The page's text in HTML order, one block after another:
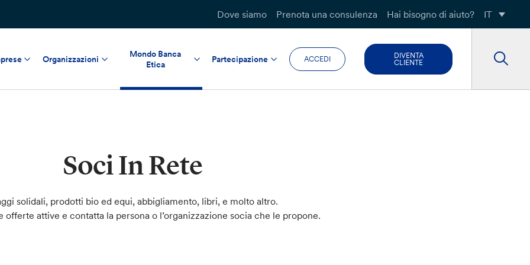
Dove siamo Prenota una consulenza Hai bisogno di aiuto? IT
Organizzazioni
Mondo Banca
Etica
Partecipazione ACCEDI
DIVENTA
CLIENTE
Soci In Rete
solidali, prodotti bio ed equi, abbigliamento, libri, e molto altro.
offerte attive e contatta la persona o l’organizzazione socia che le propone.